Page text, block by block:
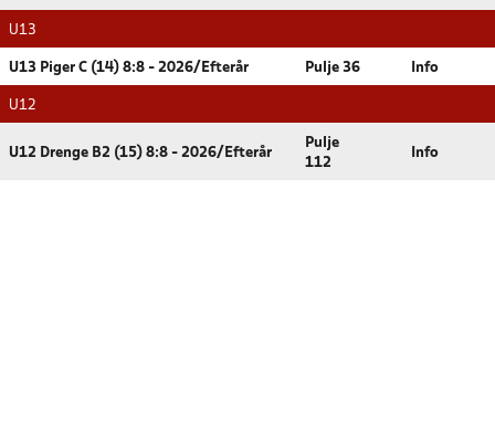
U13
U13 Piger C (14) 8:8 - 2026/Efterår Pulje 36 Info
U12
U12 Drenge B2 (15) 8:8 - 2026/Efterår
Pulje
112
Info